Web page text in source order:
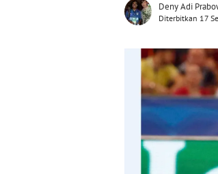
Deny Adi
Diterbitkan 17